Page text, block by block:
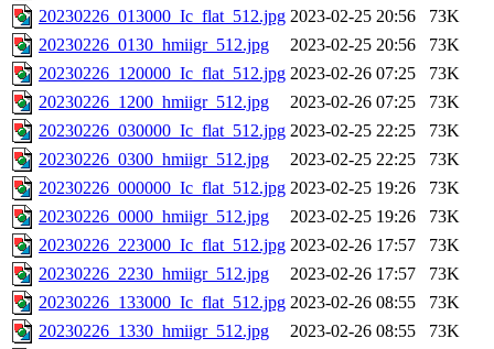
20230226_013000_Ic_flat_512.jpg 2023-02-25 20:56
73K
20230226_0130_hmiigr_512.jpg
2023-02-25 20:56
73K
20230226_120000_Ic_flat_512.jpg 2023-02-26 07:25
73K
20230226_1200_hmiigr_512.jpg
2023-02-26 07:25
73K
20230226_030000_Ic_flat_512.jpg 2023-02-25 22:25
73K
20230226_0300_hmiigr_512.jpg
2023-02-25 22:25
73K
20230226_000000_Ic_flat_512.jpg 2023-02-25 19:26
73K
20230226_0000_hmiigr_512.jpg
2023-02-25 19:26
73K
20230226_223000_Ic_flat_512.jpg 2023-02-26 17:57
73K
20230226_2230_hmiigr_512.jpg
2023-02-26 17:57
73K
20230226_133000_Ic_flat_512.jpg 2023-02-26 08:55
73K
20230226_1330_hmiigr_512.jpg
2023-02-26 08:55
73K